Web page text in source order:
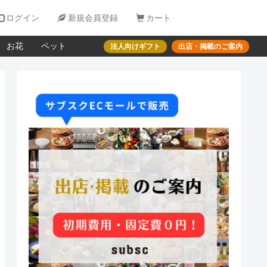
ログイン  新規会員登録  カート
お花 ペット 法人向けギフト 出店・掲載のご案内